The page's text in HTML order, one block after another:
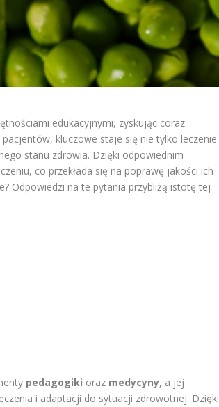
edukacyjnymi, zyskując coraz
kluczowe staje się nie tylko leczenie
stanu zdrowia. Dzięki odpowiednim
co przekłada się na poprawę jakości ich
Odpowiedzi na te pytania przybliżą istotę tej
pedagogiki oraz medycyny, a jej
i adaptacji do sytuacji zdrowotnej. Dzięki